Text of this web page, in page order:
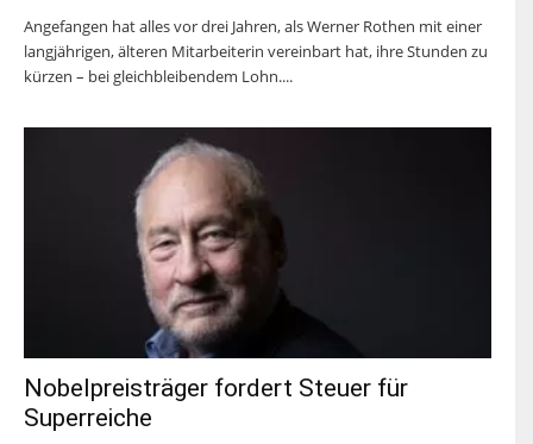
Angefangen hat alles vor drei Jahren, als Werner Rothen mit einer
langjährigen, älteren Mitarbeiterin vereinbart hat, ihre Stunden zu
kürzen – bei gleichbleibendem Lohn....
Nobelpreisträger fordert Steuer für
Superreiche